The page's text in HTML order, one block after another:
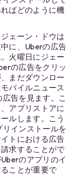
ばどのように機
ェーン・ドウは
に、Uberの広告
火曜日にジェー
の広告をクリッ
まだダウンロー
バイルニュース
告を見ます。こ
アプリストアに
ルします。こう
インストールを
トにおける広告
求することがで
のアプリのイ
ことが重要で